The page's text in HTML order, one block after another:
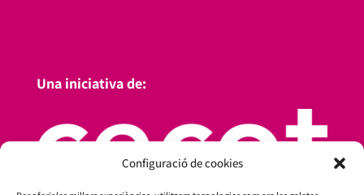
Configuració de cookies
Una iniciativa de: